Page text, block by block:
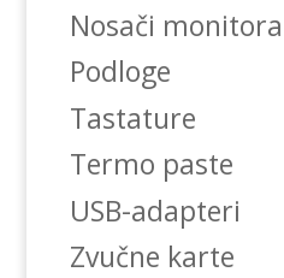
Nosači monitora
Podloge
Tastature
Termo paste
USB-adapteri
Zvučne karte